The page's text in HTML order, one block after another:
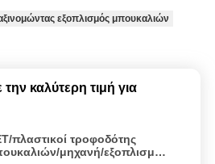
εξοπλισμός μπουκαλιών
καλύτερη τιμή για
πλαστικοί τροφοδότης
μηχανή/εξοπλισμός/